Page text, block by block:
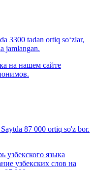
3300 tadan ortiq so‘zlar,
jamlangan.
на нашем сайте
87 000 ortiq so'z bor.
языка
узбекских слов на